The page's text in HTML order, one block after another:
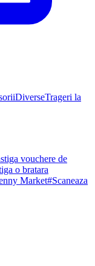
DiverseTrageri la
vouchere de
o bratara
Market#Scaneaza